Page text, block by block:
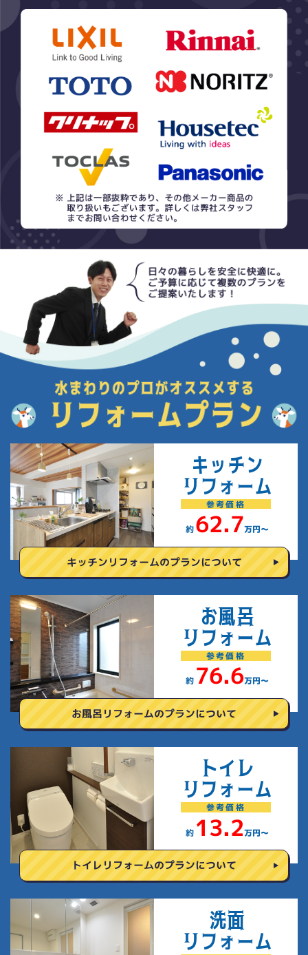
キッチン
リフォーム
参考価格
約 62.7万円〜
キッチンリフォームのプランについて
お風呂
リフォーム
参考価格
約 76.6万円〜
お風呂リフォームのプランについて
トイレ
リフォーム
参考価格
約 13.2万円〜
トイレリフォームのプランについて
洗面
リフォーム